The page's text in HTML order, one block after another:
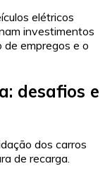
elétricos
investimentos
de empregos e o
desafios e
dos carros
de recarga.